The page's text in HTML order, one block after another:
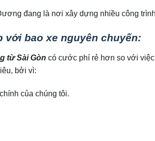
đang là nơi xây dựng nhiều công
với bao xe nguyên chuyến:
từ Sài Gòn có cước phí rẻ hơn so với
bởi vì:
của chúng tôi.